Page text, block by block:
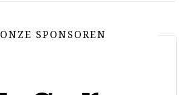
ONZE SPONSOREN